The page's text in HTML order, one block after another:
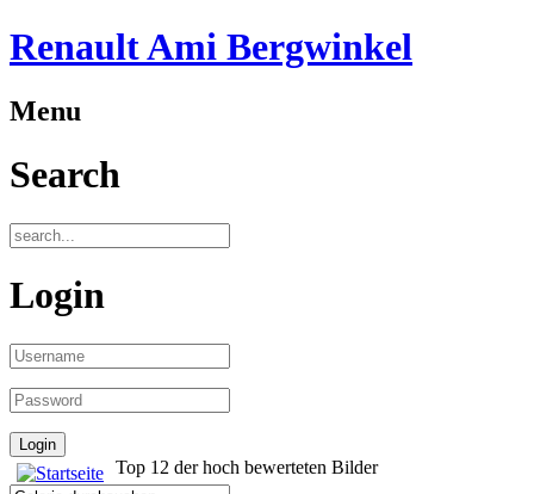
Renault Ami Bergwinkel
Menu
Search
Login
Top 12 der hoch bewerteten Bilder